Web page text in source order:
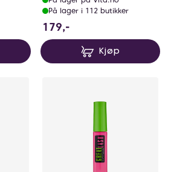
På lager i 112 butikker
179,-
Kjøp